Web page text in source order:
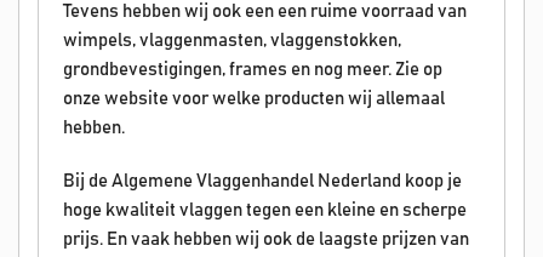
Tevens hebben wij ook een een ruime voorraad van
wimpels, vlaggenmasten, vlaggenstokken,
grondbevestigingen, frames en nog meer. Zie op
onze website voor welke producten wij allemaal
hebben.
Bij de Algemene Vlaggenhandel Nederland koop je
hoge kwaliteit vlaggen tegen een kleine en scherpe
prijs. En vaak hebben wij ook de laagste prijzen van